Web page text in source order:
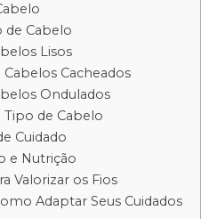
de Cabelo
Lisos
Cacheados
Ondulados
Tipo de Cabelo
Cuidado
e Nutrição
Valorizar os Fios
Adaptar Seus Cuidados